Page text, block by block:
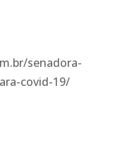
senadora-
covid-19/